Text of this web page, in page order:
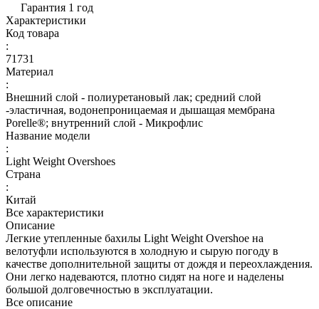
Гарантия 1 год
Характеристики
Код товара
:
71731
Материал
:
Внешний слой - полиуретановый лак; средний слой
-эластичная, водонепроницаемая и дышащая мембрана
Porelle®; внутренний слой - Микрофлис
Название модели
:
Light Weight Overshoes
Страна
:
Китай
Все характеристики
Описание
Легкие утепленные бахилы Light Weight Overshoe на
велотуфли используются в холодную и сырую погоду в
качестве дополнительной защиты от дождя и переохлаждения.
Они легко надеваются, плотно сидят на ноге и наделены
большой долговечностью в эксплуатации.
Все описание